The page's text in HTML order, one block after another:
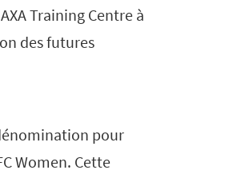
Training Centre à
des futures
pour
Women. Cette